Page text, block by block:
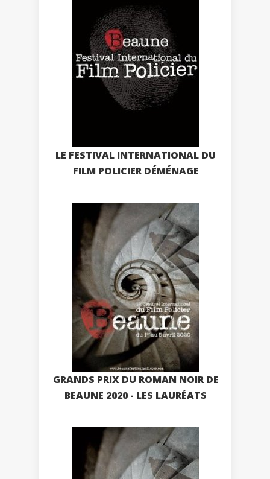
LE FESTIVAL INTERNATIONAL DU
FILM POLICIER DÉMÉNAGE
GRANDS PRIX DU ROMAN NOIR DE
BEAUNE 2020 - LES LAURÉATS